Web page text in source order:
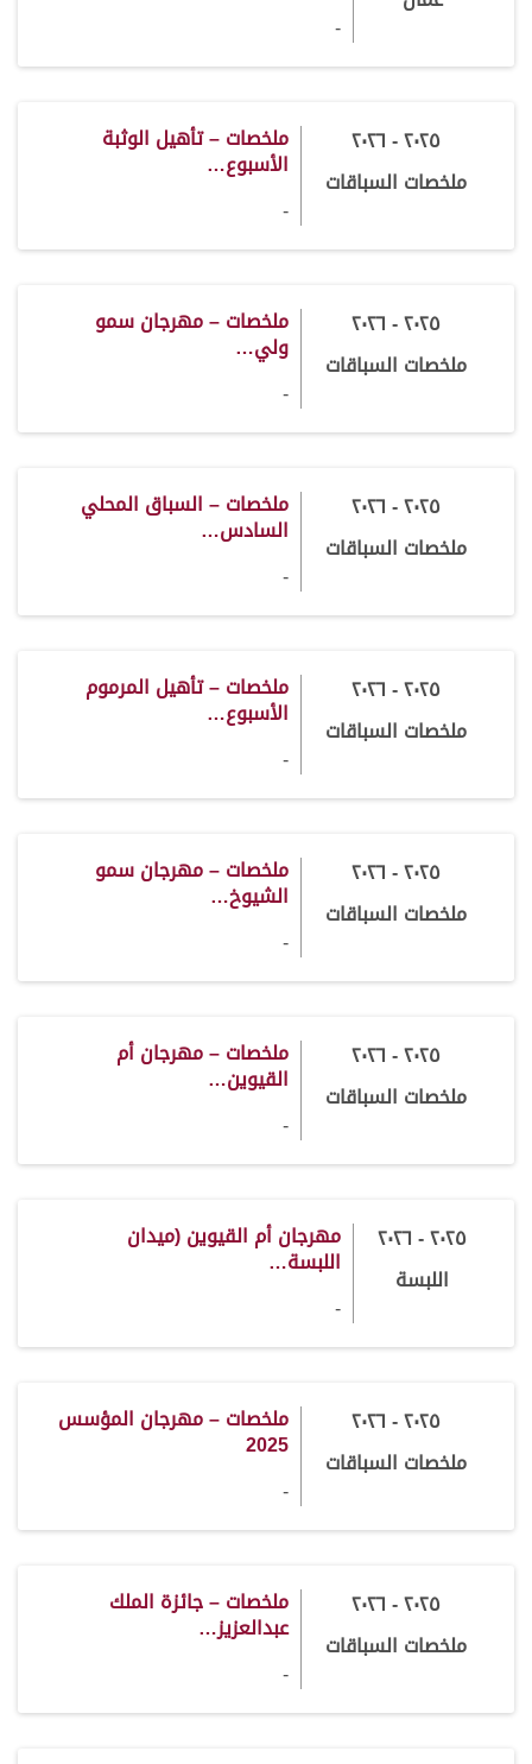
-
٢٠٢٥ - ٢٠٢٦
ملخصات السباقات
ملخصات – تأهيل الوثبة
الأسبوع…
-
٢٠٢٥ - ٢٠٢٦
ملخصات السباقات
ملخصات – مهرجان سمو
ولي…
-
٢٠٢٥ - ٢٠٢٦
ملخصات السباقات
ملخصات – السباق المحلي
السادس…
-
٢٠٢٥ - ٢٠٢٦
ملخصات السباقات
ملخصات – تأهيل المرموم
الأسبوع…
-
٢٠٢٥ - ٢٠٢٦
ملخصات السباقات
ملخصات – مهرجان سمو
الشيوخ…
-
٢٠٢٥ - ٢٠٢٦
ملخصات السباقات
ملخصات – مهرجان أم
القيوين…
-
٢٠٢٥ - ٢٠٢٦
اللبسة
مهرجان أم القيوين (ميدان
اللبسة…
-
٢٠٢٥ - ٢٠٢٦
ملخصات السباقات
ملخصات – مهرجان المؤسس
2025
-
٢٠٢٥ - ٢٠٢٦
ملخصات السباقات
ملخصات – جائزة الملك
عبدالعزيز…
-